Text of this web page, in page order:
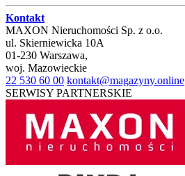
Kontakt
MAXON Nieruchomości Sp. z o.o.
ul. Skierniewicka 10A
01-230 Warszawa,
woj. Mazowieckie
22 530 60 00 kontakt@magazyny.online
SERWISY PARTNERSKIE